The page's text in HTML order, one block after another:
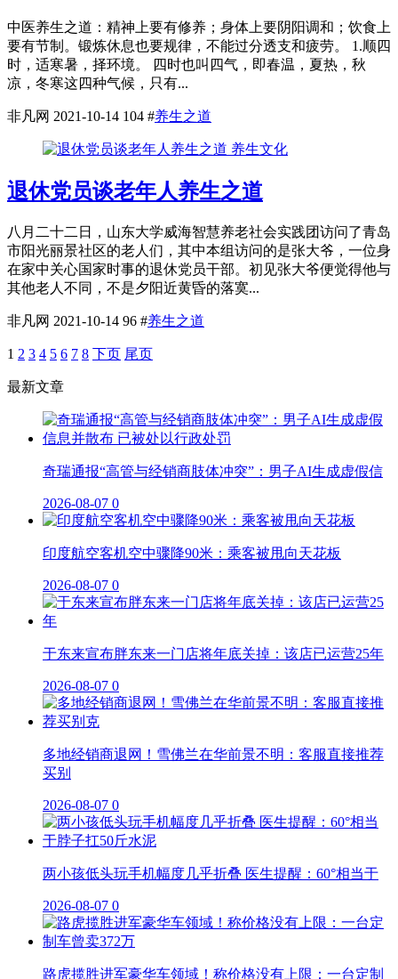
中医养生之道：精神上要有修养；身体上要阴阳调和；饮食上
要有节制。锻炼休息也要规律，不能过分透支和疲劳。 1.顺四
时，适寒暑，择环境。 四时也叫四气，即春温，夏热，秋
凉，冬寒这四种气候，只有...
非凡网 2021-10-14 104 #养生之道
养生文化
退休党员谈老年人养生之道
八月二十二日，山东大学威海智慧养老社会实践团访问了青岛
市阳光丽景社区的老人们，其中本组访问的是张大爷，一位身
在家中关心国家时事的退休党员干部。初见张大爷便觉得他与
其他老人不同，不是夕阳近黄昏的落寞...
非凡网 2021-10-14 96 #养生之道
1 2 3 4 5 6 7 8 下页 尾页
最新文章
奇瑞通报“高管与经销商肢体冲突”：男子AI生成虚假信
2026-08-07 0
印度航空客机空中骤降90米：乘客被甩向天花板
2026-08-07 0
于东来宣布胖东来一门店将年底关掉：该店已运营25年
2026-08-07 0
多地经销商退网！雪佛兰在华前景不明：客服直接推荐
买别
2026-08-07 0
两小孩低头玩手机幅度几乎折叠 医生提醒：60°相当于
2026-08-07 0
路虎揽胜进军豪华车领域！称价格没有上限：一台定制